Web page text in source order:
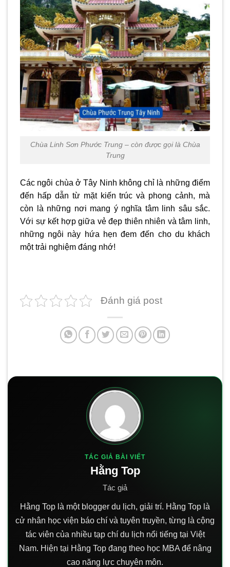
Chùa Linh Sơn Phước Trung – còn được gọi là Chùa
Trung
Các ngôi chùa ở Tây Ninh không chỉ là những điểm
đến hấp dẫn từ mặt kiến trúc và phong cảnh, mà
còn là những nơi mang ý nghĩa tâm linh sâu sắc.
Với sự kết hợp giữa vẻ đẹp thiên nhiên và tâm linh,
những ngôi này hứa hẹn đem đến cho du khách
một trải nghiệm đáng nhớ!
Đánh giá post
TÁC GIẢ BÀI VIẾT
Hằng Top
Tác giả
Hằng Top là một blogger du lịch, giải trí. Hằng Top là
cử nhân học viện báo chí và tuyên truyền, từng là cộng
tác viên của nhiều tạp chí du lịch nổi tiếng tại Việt
Nam. Hiện tại Hằng Top đang theo học MBA để nâng
cao năng lực chuyên môn.